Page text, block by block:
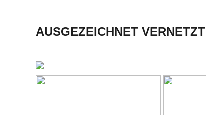
I
D
T
AUSGEZEICHNET VERNETZT